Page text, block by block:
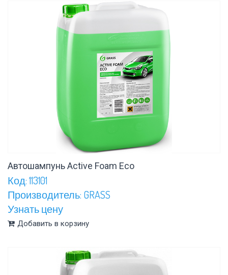
Автошампунь Active Foam Eco
Код: 113101
Производитель: GRASS
Узнать цену
Добавить в корзину